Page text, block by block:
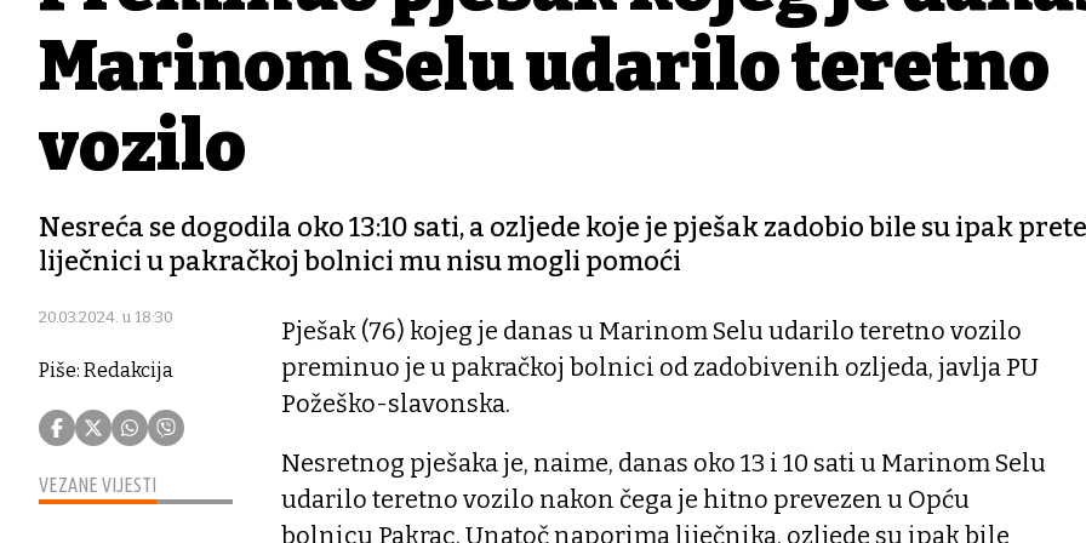
Marinom Selu udarilo teretno
vozilo
Nesreća se dogodila oko 13:10 sati, a ozljede koje je pješak zadobio bile su ipak
liječnici u pakračkoj bolnici mu nisu mogli pomoći
20.03.2024. u 18:30
Piše: Redakcija
VEZANE VIJESTI
Pješak (76) kojeg je danas u Marinom Selu udarilo teretno vozilo
preminuo je u pakračkoj bolnici od zadobivenih ozljeda, javlja PU
Požeško-slavonska.
Nesretnog pješaka je, naime, danas oko 13 i 10 sati u Marinom Selu
udarilo teretno vozilo nakon čega je hitno prevezen u Opću
bolnicu Pakrac. Unatoč naporima liječnika, ozljede su ipak bile